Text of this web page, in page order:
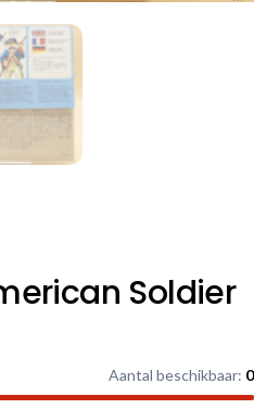
Soldier
Aantal beschikbaar: 0